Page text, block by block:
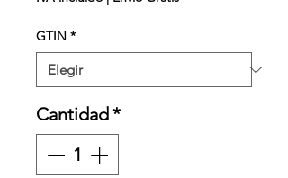
GTIN *
Cantidad*